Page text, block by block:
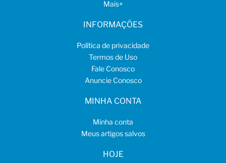
Mais+
INFORMAÇÕES
Política de privacidade
Termos de Uso
Fale Conosco
Anuncie Conosco
MINHA CONTA
Minha conta
Meus artigos salvos
HOJE